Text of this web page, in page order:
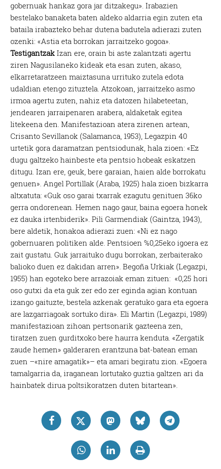
gobernuak hankaz gora jar ditzakegu». Irabazien
bestelako banaketa baten aldeko aldarria egin zuten eta
bataila irabazteko behar dutena badutela adierazi zuten
ozenki: «Astia eta borrokan jarraitzeko gogoa».
Testigantzak Izan ere, orain bi aste zalantzati agertu
ziren Nagusilaneko kideak eta esan zuten, akaso,
elkarretaratzeen maiztasuna urrituko zutela edota
udaldian etengo zituztela. Atzokoan, jarraitzeko asmo
irmoa agertu zuten, nahiz eta datozen hilabeteetan,
jendearen jarraipenaren arabera, aldaketak egitea
litekeena den. Manifestazioan atera zirenen artean,
Crisanto Sevillanok (Salamanca, 1953), Legazpin 40
urtetik gora daramatzan pentsiodunak, hala zioen: «Ez
dugu galtzeko hainbeste eta pentsio hobeak eskatzen
ditugu. Izan ere, geuk, bere garaian, haien alde borrokatu
genuen». Angel Portillak (Araba, 1925) hala zioen bizkarra
altxatuta: «Guk oso garai txarrak ezagutu genituen 36ko
gerra ondorenean. Hemen nago gaur, baina egoera honek
ez dauka irtenbiderik». Pili Garmendiak (Gaintza, 1943),
bere aldetik, honakoa adierazi zuen: «Ni ez nago
gobernuaren politiken alde. Pentsioen %0,25eko igoera ez
zait gustatu. Guk jarraituko dugu borrokan, zerbaiterako
balioko duen ez dakidan arren». Begoña Urkiak (Legazpi,
1955) han egoteko bere arrazoiak eman zituen: «0,25 hori
oso gutxi da eta guk zer edo zer eginda agian kontuan
izango gaituzte, bestela azkenak geratuko gara eta egoera
are lazgarriagoak sortuko dira». Eli Martin (Legazpi, 1989)
manifestazioan zihoan pertsonarik gazteena zen,
tiratzen zuen gurditxoko bere haurra kenduta. «Zergatik
zaude hemen» galderaren erantzuna bat-batean eman
zuen –«nire amagatik»– eta amari begiratu zion. «Egoera
tamalgarria da, iraganean lortutako guztia galtzen ari da
hainbatek dirua poltsikoratzen duten bitartean».